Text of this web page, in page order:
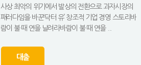
사상 최악의 위기에서 발상의 전환으로 과자시장의
패러다임을 바꾼‘닥터 유’ 창조적 기업 경영 스토리바
람이 불 때 연을 날려라바람이 불 때 연을 ...
대출